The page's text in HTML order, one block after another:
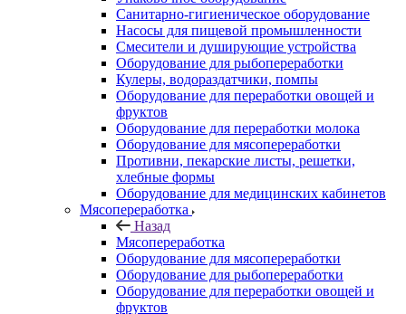
Санитарно-гигиеническое оборудование
Насосы для пищевой промышленности
Смесители и душирующие устройства
Оборудование для рыбопереработки
Кулеры, водораздатчики, помпы
Оборудование для переработки овощей и
фруктов
Оборудование для переработки молока
Оборудование для мясопереработки
Противни, пекарские листы, решетки,
хлебные формы
Оборудование для медицинских кабинетов
Мясопереработка
Назад
Мясопереработка
Оборудование для мясопереработки
Оборудование для рыбопереработки
Оборудование для переработки овощей и
фруктов